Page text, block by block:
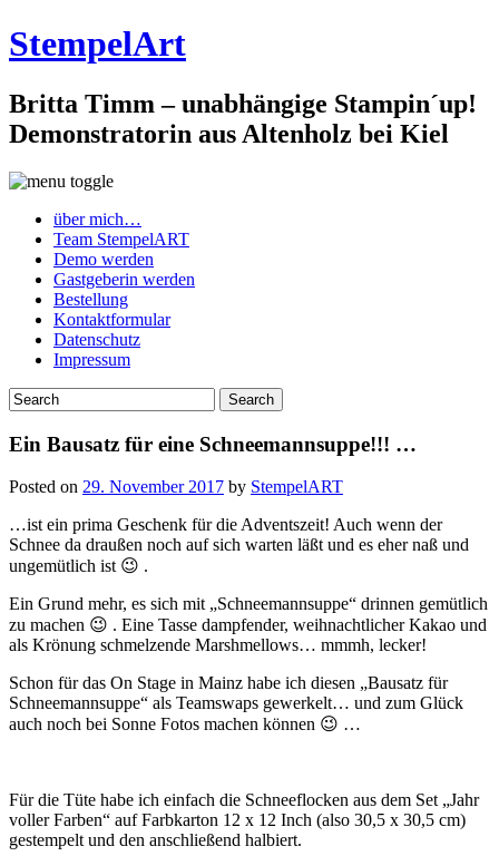
StempelArt
Britta Timm – unabhängige Stampin´up!
Demonstratorin aus Altenholz bei Kiel
über mich…
Team StempelART
Demo werden
Gastgeberin werden
Bestellung
Kontaktformular
Datenschutz
Impressum
Ein Bausatz für eine Schneemannsuppe!!! …
Posted on 29. November 2017 by StempelART
…ist ein prima Geschenk für die Adventszeit! Auch wenn der
Schnee da draußen noch auf sich warten läßt und es eher naß und
ungemütlich ist 😉 .
Ein Grund mehr, es sich mit „Schneemannsuppe“ drinnen gemütlich
zu machen 😉 . Eine Tasse dampfender, weihnachtlicher Kakao und
als Krönung schmelzende Marshmellows… mmmh, lecker!
Schon für das On Stage in Mainz habe ich diesen „Bausatz für
Schneemannsuppe“ als Teamswaps gewerkelt… und zum Glück
auch noch bei Sonne Fotos machen können 😉 …
Für die Tüte habe ich einfach die Schneeflocken aus dem Set „Jahr
voller Farben“ auf Farbkarton 12 x 12 Inch (also 30,5 x 30,5 cm)
gestempelt und den anschließend halbiert.